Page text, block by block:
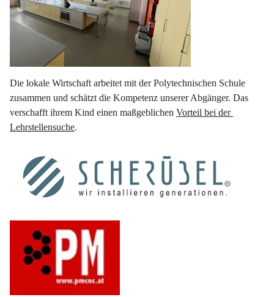
Die lokale Wirtschaft arbeitet mit der Polytechnischen Schule
zusammen und schätzt die Kompetenz unserer Abgänger. Das
verschafft ihrem Kind einen maßgeblichen Vorteil bei der
Lehrstellensuche.